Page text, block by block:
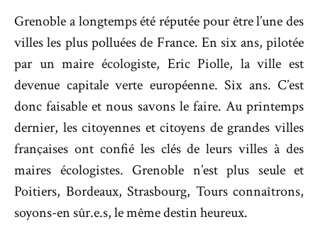
Grenoble a longtemps été réputée pour être l’une des
villes les plus polluées de France. En six ans, pilotée
par un maire écologiste, Eric Piolle, la ville est
devenue capitale verte européenne. Six ans. C’est
donc faisable et nous savons le faire. Au printemps
dernier, les citoyennes et citoyens de grandes villes
françaises ont confié les clés de leurs villes à des
maires écologistes. Grenoble n’est plus seule et
Poitiers, Bordeaux, Strasbourg, Tours connaîtrons,
soyons-en sûr.e.s, le même destin heureux.